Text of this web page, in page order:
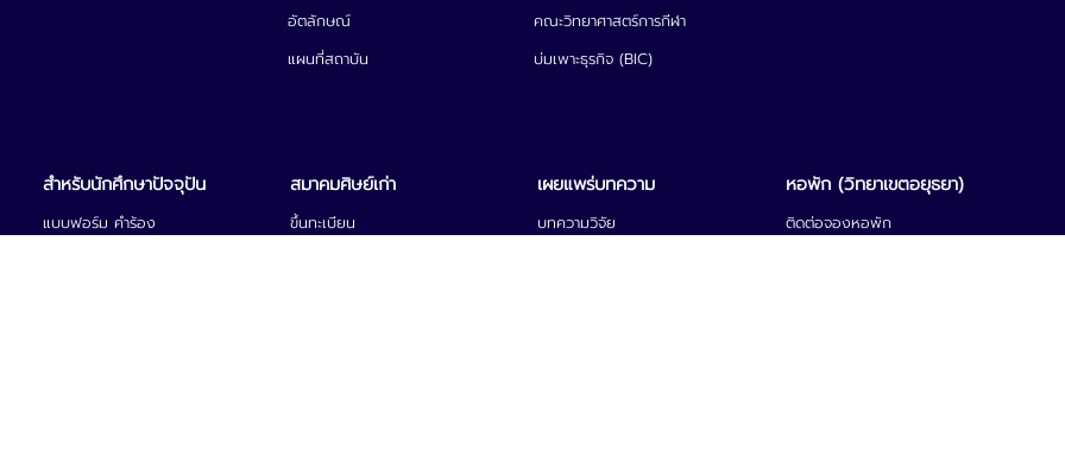
สำหรับนักศึกษาปัจจุปัน
แบบฟอร์ม คำร้อง
สมาคมศิษย์เก่า หอพัก (วิทยาเขตอยุธยา)
ติดต่อจองหอพัก
อัตลักษณ์
แผนที่สถาบัน
คณะวิทยาศาสตร์การกีฬา
บ่มเพาะธุรกิจ (BIC)